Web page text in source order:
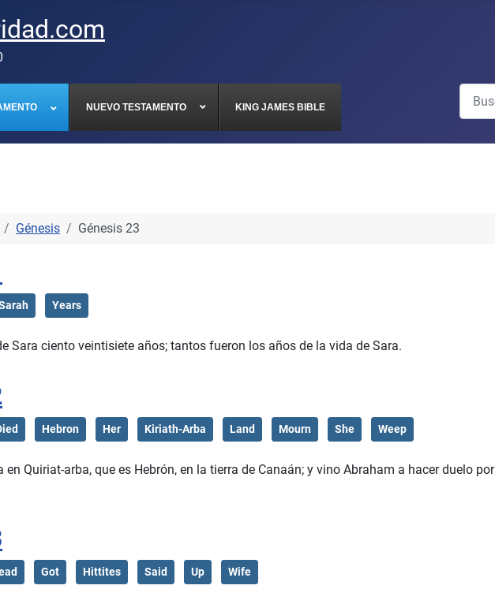
NUEVO TESTAMENTO KING JAMES BIBLE
Buscar
Génesis Génesis 23
Years
Sara ciento veintisiete años; tantos fueron los años de la vida de Sara.
Hebron Her Kiriath-Arba Land Mourn She Weep
en Quiriat-arba, que es Hebrón, en la tierra de Canaán; y vino Abraham a hacer duelo por
Got Hittites Said Up Wife